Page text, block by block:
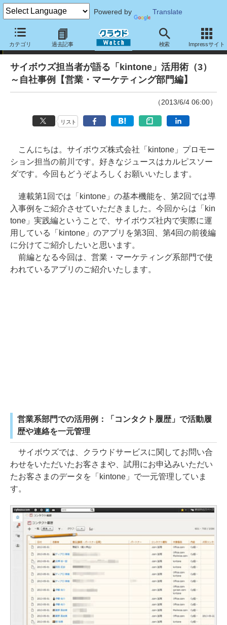
Powered by Translate
カテゴリ 過去記事 検索 Impressサイト
サイボウズ担当者が語る「kintone」活用術
サイボウズ担当者が語る「kintone」活用術（3）
～自社事例【営業・マーケティング部門編】
（2013/6/4 06:00）
リスト
こんにちは。サイボウズ株式会社「kintone」プロモー
ション担当の前川です。好きなジュースはカルピスソー
ダです。今回もどうぞよろしくお願いいたします。
連載第1回では「kintone」の基本機能を、第2回では導
入事例をご紹介させていただきました。今回からは「kin
tone」実践編ということで、サイボウズ社内で実際に運
用している「kintone」のアプリを第3回、第4回の前後編
に分けてご紹介したいと思います。
前編となる今回は、営業・マーケティング系部門で使
われているアプリのご紹介いたします。
営業系部門での活用例：「コンタクト履歴」で活動履
歴や連絡を一元管理
サイボウズでは、クラウドサービスに関してお問い合
わせをいただいたお客さまや、試用にお申込みいただい
たお客さまのデータを「kintone」で一元管理していま
す。